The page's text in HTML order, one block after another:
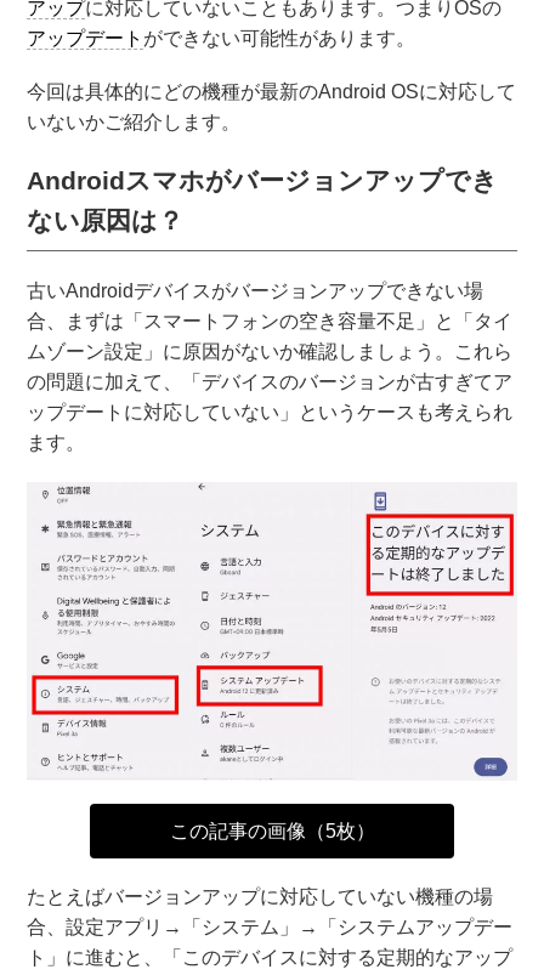
アップに対応していないこともあります。つまりOSの
アップデート ができない可能性があります。
今回は具体的にどの機種が最新のAndroid OSに対応して
いないかご紹介します。
Androidスマホがバージョンアップでき
ない原因は？
古いAndroidデバイスがバージョンアップできない場
合、まずは「スマートフォンの空き容量不足」と「タイ
ムゾーン設定」に原因がないか確認しましょう。これら
の問題に加えて、「デバイスのバージョンが古すぎてア
ップデートに対応していない」というケースも考えられ
ます。
この記事の画像（5枚）
たとえばバージョンアップに対応していない機種の場
合、設定アプリ→「システム」→「システムアップデー
ト」に進むと、「このデバイスに対する定期的なアップ